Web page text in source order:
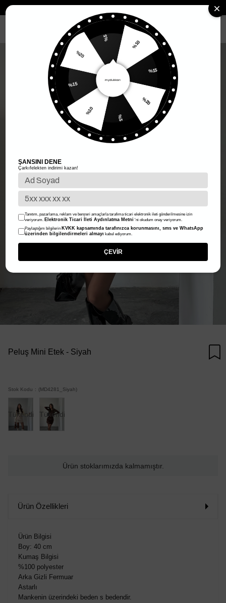
Kadın Alt Giyim Peluş Mini Etek -
Peluş Mini Etek - Siyah
Stok Kodu (MD4281_Siyah)
Tükendi Tükendi
Ürün stoklarımızda kalmamıştır.
Ürün Özellikleri
Ürün Bilgisi
Boy: 40 cm
Kumaş Bilgisi
%100 polyester
Arka Gizli Fermuar
Astarlı
Mankenin üzerindeki beden s bedendir.
%5
%10
%15
%20
%5
%10
%15
%20
ŞANSINI DENE
Çarkıfelekten indirimi kazan!
Tanıtım, pazarlama, reklam ve benzeri amaçlarla tarafıma ticari elektronik ileti gönderilmesine izin
veriyorum. Elektronik Ticari İleti Aydınlatma Metni 'ni okudum onay veriyorum.
Paylaştığım bilgilerin KVKK kapsamında tarafınızca korunmasını, sms ve WhatsApp
üzerinden bilgilendirmeleri almayı kabul ediyorum.
ÇEVİR